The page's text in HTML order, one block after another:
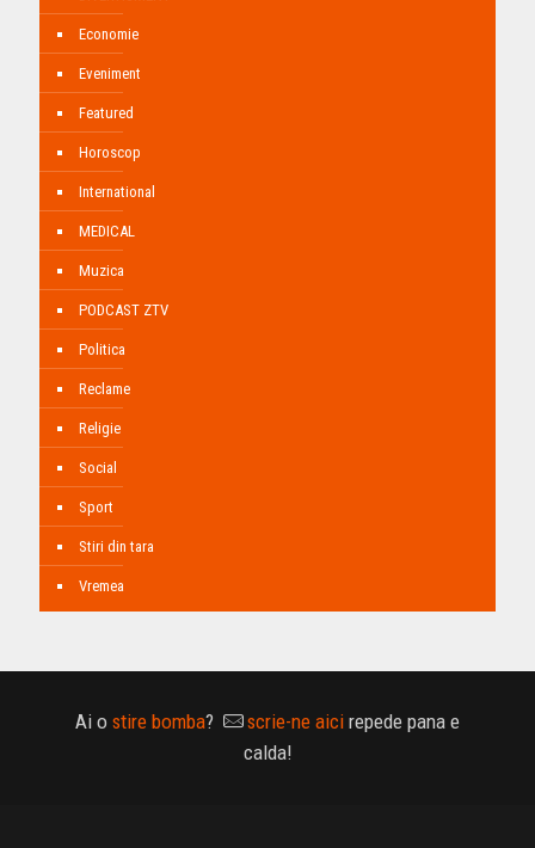
Economie
Eveniment
Featured
Horoscop
International
MEDICAL
Muzica
PODCAST ZTV
Politica
Reclame
Religie
Social
Sport
Stiri din tara
Vremea
Ai o stire bomba? scrie-ne aici repede pana e
calda!